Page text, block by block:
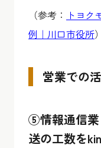
（参考： トヨク
例｜川口市役所）
営業での
⑤情報通信業
送の工数を